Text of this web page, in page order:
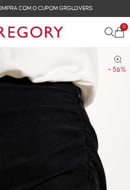
FRETE GRÁTIS NAS COMPRAS ACIMA DE R$ 899
0
- 56%